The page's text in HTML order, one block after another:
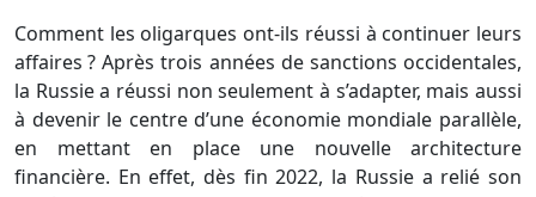
Comment les oligarques ont-ils réussi à continuer leurs
affaires ? Après trois années de sanctions occidentales,
la Russie a réussi non seulement à s’adapter, mais aussi
à devenir le centre d’une économie mondiale parallèle,
en mettant en place une nouvelle architecture
financière. En effet, dès fin 2022, la Russie a relié son